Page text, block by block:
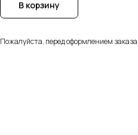
В корзину
Пожалуйста, перед оформлением заказа